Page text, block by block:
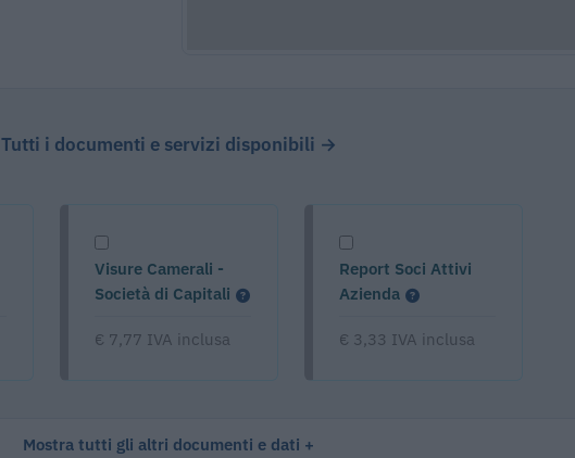
Tutti i documenti e servizi disponibili →
Visure Camerali -
Società di Capitali
€ 7,77 IVA inclusa
Report Soci Attivi
Azienda
€ 3,33 IVA inclusa
Mostra tutti gli altri documenti e dati